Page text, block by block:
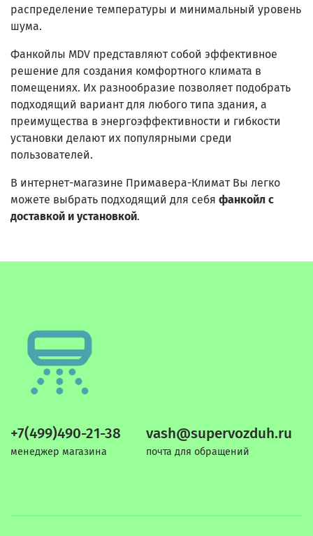
распределение температуры и минимальный уровень
шума.
Фанкойлы MDV представляют собой эффективное
решение для создания комфортного климата в
помещениях. Их разнообразие позволяет подобрать
подходящий вариант для любого типа здания, а
преимущества в энергоэффективности и гибкости
установки делают их популярными среди
пользователей.
В интернет-магазине Примавера-Климат Вы легко
можете выбрать подходящий для себя фанкойл с
доставкой и установкой.
+7(499)490-21-38
менеджер магазина
vash@supervozduh.ru
почта для обращений